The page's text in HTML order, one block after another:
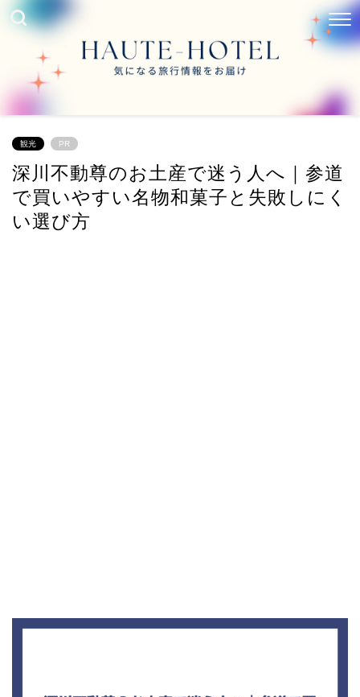
観光 PR
深川不動尊のお土産で迷う人へ｜参道
で買いやすい名物和菓子と失敗しにく
い選び方